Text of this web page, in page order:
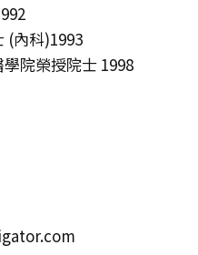
(內科)1993
院榮授院士 1998